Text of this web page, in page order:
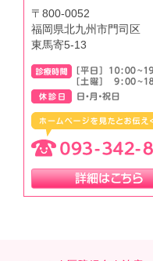
〒800-0052
福岡県北九州市門司区
東馬寄5-13